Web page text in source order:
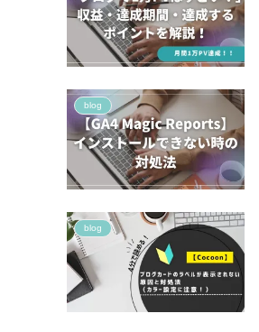
blog
blog